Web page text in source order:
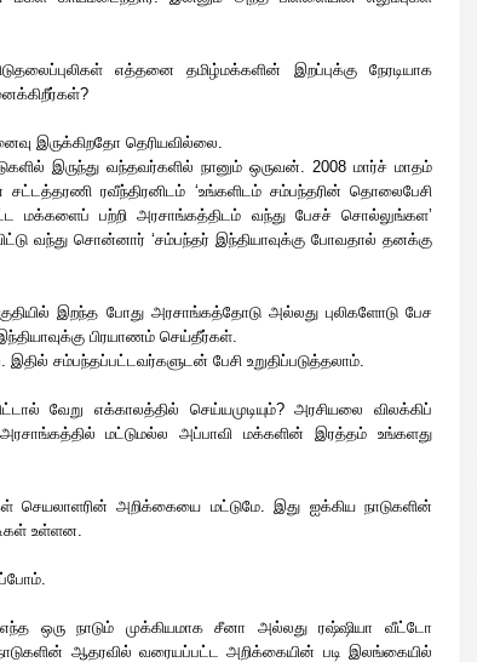
எத்தனை தமிழ்மக்களின் இறப்புக்கு நேரடியாக
இருக்கிறதோ தெரியவில்லை.
இருந்து வந்தவர்களில் நானும் ஒருவன். 2008 மார்ச் மாதம்
ரவீந்திரனிடம் ‘உங்களிடம் சம்பந்தரின் தொலைபேசி
மக்களைப் பற்றி அரசாங்கத்திடம் வந்து பேசச் சொல்லுங்கள’
வந்து சொன்னார் ‘சம்பந்தர் இந்தியாவுக்கு போவதால் தனக்கு
பகுதியில் இறந்த போது அரசாங்கத்தோடு அல்லது புலிகளோடு பேச
பிரயாணம் செய்தீர்கள்.
சம்பந்தப்பட்டவர்களுடன் பேசி உறுதிப்படுத்தலாம்.
வேறு எக்காலத்தில் செய்யமுடியும்? அரசியலை விலக்கிப்
அரசாங்கத்தில் மட்டுமல்ல அப்பாவி மக்களின் இரத்தம் உங்களது
செயலாளரின் அறிக்கையை மட்டுமே. இது ஐக்கிய நாடுகளின்
உள்ளன.
எந்த ஒரு நாடும் முக்கியமாக சீனா அல்லது ரஷ்ஷியா வீட்டோ
ஆதரவில் வரையப்பட்ட அறிக்கையின் படி இலங்கையில்